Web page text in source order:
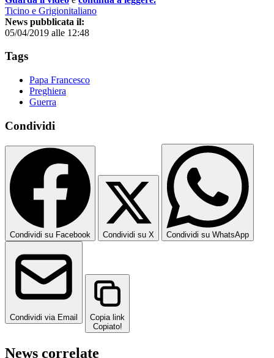
Ticino e Grigionitaliano
News pubblicata il:
05/04/2019 alle 12:48
Tags
Papa Francesco
Preghiera
Guerra
Condividi
Condividi su Facebook Condividi su X Condividi su WhatsApp
Condividi via Email
Copia link
Copiato!
News correlate